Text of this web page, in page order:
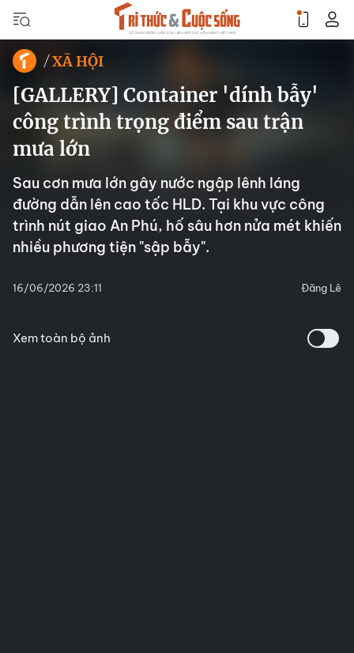
XÃ HỘI
[GALLERY] Container 'dính bẫy'
công trình trọng điểm sau trận
mưa lớn
Sau cơn mưa lớn gây nước ngập lênh láng
đường dẫn lên cao tốc HLD. Tại khu vực công
trình nút giao An Phú, hố sâu hơn nửa mét khiến
nhiều phương tiện "sập bẫy".
16/06/2026 23:11 Đăng Lê
Xem toàn bộ ảnh